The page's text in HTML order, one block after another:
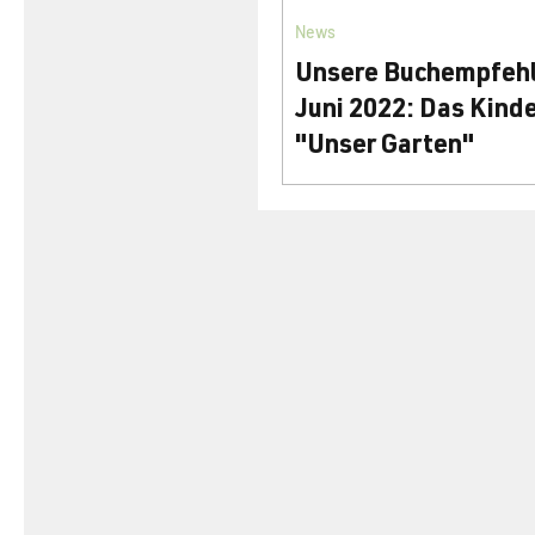
Unsere
Juni 2022: Das
"Unser Garten"
News